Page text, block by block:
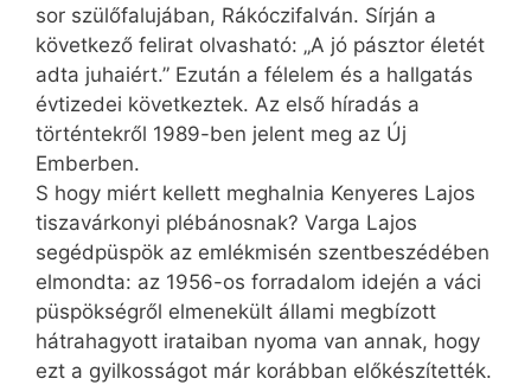
sor szülőfalujában, Rákóczifalván. Sírján a
következő felirat olvasható: „A jó pásztor életét
adta juhaiért.” Ezután a félelem és a hallgatás
évtizedei következtek. Az első híradás a
történtekről 1989-ben jelent meg az Új
Emberben.
S hogy miért kellett meghalnia Kenyeres Lajos
tiszavárkonyi plébánosnak? Varga Lajos
segédpüspök az emlékmisén szentbeszédében
elmondta: az 1956-os forradalom idején a váci
püspökségről elmenekült állami megbízott
hátrahagyott irataiban nyoma van annak, hogy
ezt a gyilkosságot már korábban előkészítették.